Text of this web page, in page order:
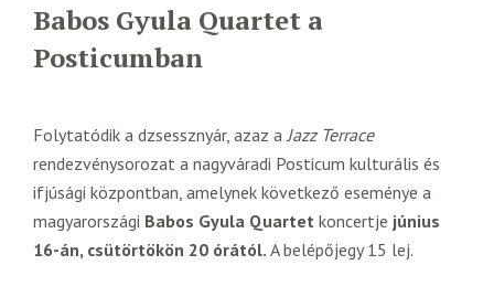
Babos Gyula Quartet a
Posticumban
Folytatódik a dzsessznyár, azaz a Jazz Terrace
rendezvénysorozat a nagyváradi Posticum kulturális és
ifjúsági központban, amelynek következő eseménye a
magyarországi Babos Gyula Quartet koncertje június
16-án, csütörtökön 20 órától. A belépőjegy 15 lej.